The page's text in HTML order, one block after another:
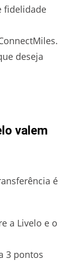
fidelidade
deseja
valem
é
a Livelo e o
3 pontos